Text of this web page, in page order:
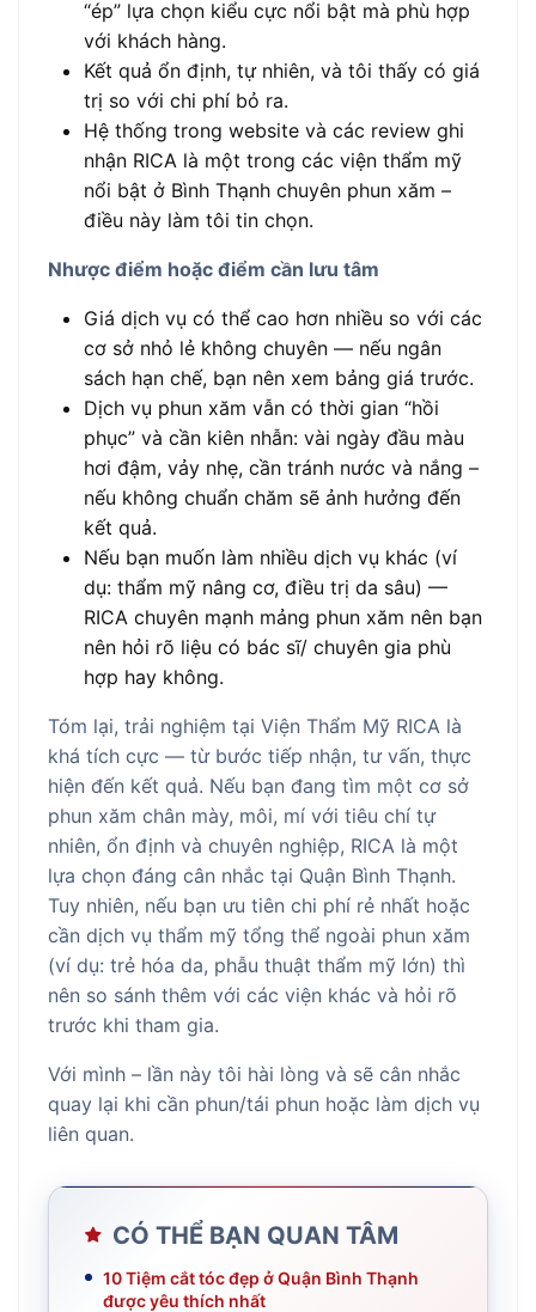
“ép” lựa chọn kiểu cực nổi bật mà phù hợp
với khách hàng.
Kết quả ổn định, tự nhiên, và tôi thấy có giá
trị so với chi phí bỏ ra.
Hệ thống trong website và các review ghi
nhận RICA là một trong các viện thẩm mỹ
nổi bật ở Bình Thạnh chuyên phun xăm –
điều này làm tôi tin chọn.
Nhược điểm hoặc điểm cần lưu tâm
Giá dịch vụ có thể cao hơn nhiều so với các
cơ sở nhỏ lẻ không chuyên — nếu ngân
sách hạn chế, bạn nên xem bảng giá trước.
Dịch vụ phun xăm vẫn có thời gian “hồi
phục” và cần kiên nhẫn: vài ngày đầu màu
hơi đậm, vảy nhẹ, cần tránh nước và nắng –
nếu không chuẩn chăm sẽ ảnh hưởng đến
kết quả.
Nếu bạn muốn làm nhiều dịch vụ khác (ví
dụ: thẩm mỹ nâng cơ, điều trị da sâu) —
RICA chuyên mạnh mảng phun xăm nên bạn
nên hỏi rõ liệu có bác sĩ/ chuyên gia phù
hợp hay không.
Tóm lại, trải nghiệm tại Viện Thẩm Mỹ RICA là
khá tích cực — từ bước tiếp nhận, tư vấn, thực
hiện đến kết quả. Nếu bạn đang tìm một cơ sở
phun xăm chân mày, môi, mí với tiêu chí tự
nhiên, ổn định và chuyên nghiệp, RICA là một
lựa chọn đáng cân nhắc tại Quận Bình Thạnh.
Tuy nhiên, nếu bạn ưu tiên chi phí rẻ nhất hoặc
cần dịch vụ thẩm mỹ tổng thể ngoài phun xăm
(ví dụ: trẻ hóa da, phẫu thuật thẩm mỹ lớn) thì
nên so sánh thêm với các viện khác và hỏi rõ
trước khi tham gia.
Với mình – lần này tôi hài lòng và sẽ cân nhắc
quay lại khi cần phun/tái phun hoặc làm dịch vụ
liên quan.
CÓ THỂ BẠN QUAN TÂM
10 Tiệm cắt tóc đẹp ở Quận Bình Thạnh
được yêu thích nhất